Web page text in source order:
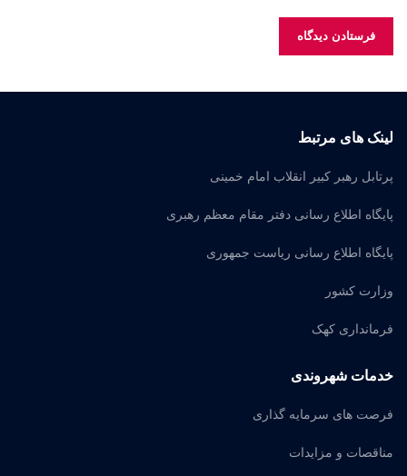
لینک های مرتبط
پرتابل رهبر کبیر انقلاب امام خمینی
پایگاه اطلاع رسانی دفتر مقام معظم رهبری
پایگاه اطلاع رسانی ریاست جمهوری
وزارت کشور
فرمانداری کهک
خدمات شهروندی
فرصت های سرمایه گذاری
مناقصات و مزایدات